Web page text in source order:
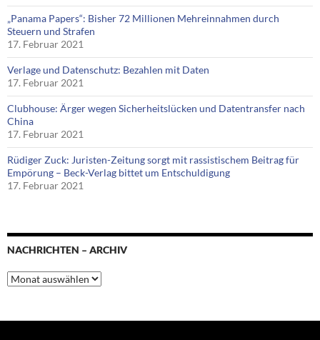
„Panama Papers“: Bisher 72 Millionen Mehreinnahmen durch
Steuern und Strafen
17. Februar 2021
Verlage und Datenschutz: Bezahlen mit Daten
17. Februar 2021
Clubhouse: Ärger wegen Sicherheitslücken und Datentransfer nach
China
17. Februar 2021
Rüdiger Zuck: Juristen-Zeitung sorgt mit rassistischem Beitrag für
Empörung – Beck-Verlag bittet um Entschuldigung
17. Februar 2021
NACHRICHTEN – ARCHIV
Nachrichten
–